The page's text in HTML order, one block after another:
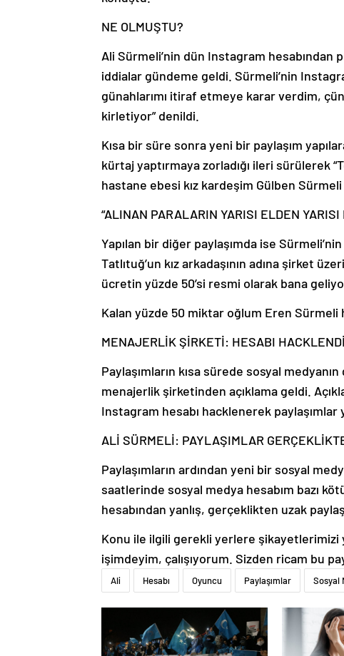
NE OLMUŞTU?
Ali Sürmeli’nin dün Instagram hesabından
iddialar gündeme geldi. Sürmeli’nin
günahlarımı itiraf etmeye karar verdim,
kirletiyor” denildi.
Kısa bir süre sonra yeni bir paylaşım
kürtaj yaptırmaya zorladığı ileri sürülerek
hastane ebesi kız kardeşim Gülben
“ALINAN PARALARIN YARISI ELDEN YARISI
Yapılan bir diğer paylaşımda ise
Tatlıtuğ’un kız arkadaşının adına şirket
ücretin yüzde 50’si resmi olarak bana
Kalan yüzde 50 miktar oğlum Eren Sürmeli
MENAJERLİK ŞİRKETİ: HESABI HACKLENDİ
Paylaşımların kısa sürede sosyal
menajerlik şirketinden açıklama geldi.
Instagram hesabı hacklenerek paylaşımlar
ALİ SÜRMELİ: PAYLAŞIMLAR
Paylaşımların ardından yeni bir sosyal
saatlerinde sosyal medya hesabım bazı
hesabından yanlış, gerçeklikten uzak
Konu ile ilgili gerekli yerlere şikayetlerimizi
işimdeyim, çalışıyorum. Sizden ricam bu
Ali Hesabı Oyuncu Paylaşımlar Sosyal